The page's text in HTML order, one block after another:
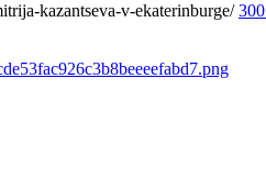
kazantseva-v-ekaterinburge/ 300